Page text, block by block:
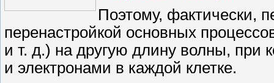
Поэтому, фактически,
перенастройкой основных
и т. д.) на другую длину волны, при
и электронами в каждой клетке.